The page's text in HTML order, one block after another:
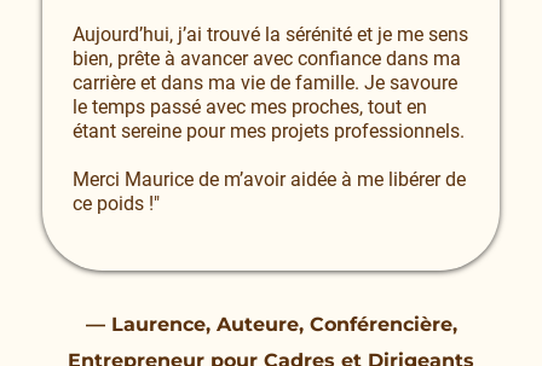
Aujourd’hui, j’ai trouvé la sérénité et je me sens
bien, prête à avancer avec confiance dans ma
carrière et dans ma vie de famille. Je savoure
le temps passé avec mes proches, tout en
étant sereine pour mes projets professionnels.
Merci Maurice de m’avoir aidée à me libérer de
ce poids !"
— Laurence, Auteure, Conférencière,
Entrepreneur pour Cadres et Dirigeants